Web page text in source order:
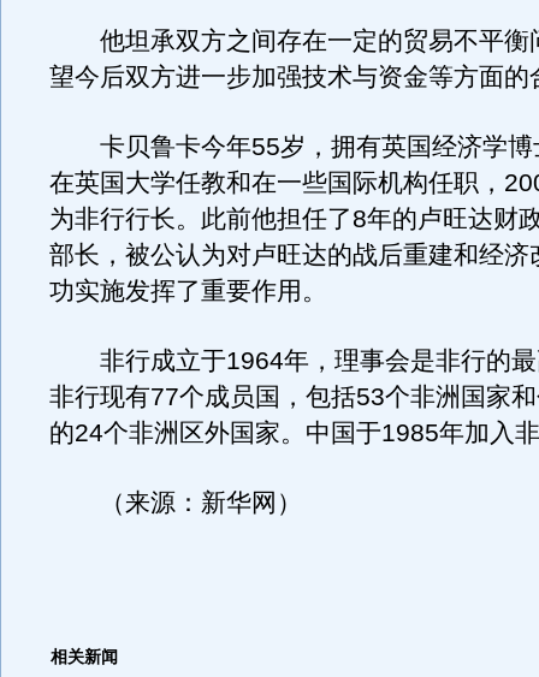
他坦承双方之间存在一定的贸易不平衡
望今后双方进一步加强技术与资金等方面的
卡贝鲁卡今年55岁，拥有英国经济学博
在英国大学任教和在一些国际机构任职，
为非行行长。此前他担任了8年的卢旺达财
部长，被公认为对卢旺达的战后重建和经济
功实施发挥了重要作用。
非行成立于1964年，理事会是非行的最
非行现有77个成员国，包括53个非洲国家
的24个非洲区外国家。中国于1985年加入
（来源：新华网）
相关新闻